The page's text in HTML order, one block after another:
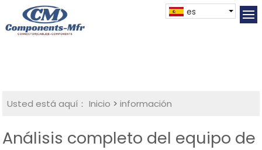
es
Usted está aquí： Inicio >información
Análisis completo del equipo de